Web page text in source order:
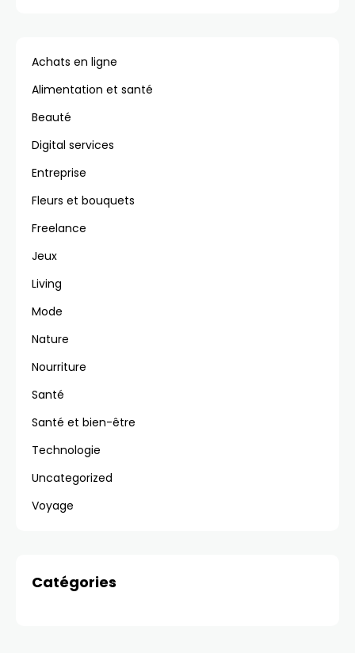
Achats en ligne
Alimentation et santé
Beauté
Digital services
Entreprise
Fleurs et bouquets
Freelance
Jeux
Living
Mode
Nature
Nourriture
Santé
Santé et bien-être
Technologie
Uncategorized
Voyage
Catégories